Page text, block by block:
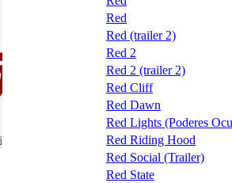
Red
Red (trailer 2)
Red 2
Red 2 (trailer 2)
Red Cliff
Red Dawn
Red Lights (Poderes
Red Riding Hood
Red Social (Trailer)
Red State